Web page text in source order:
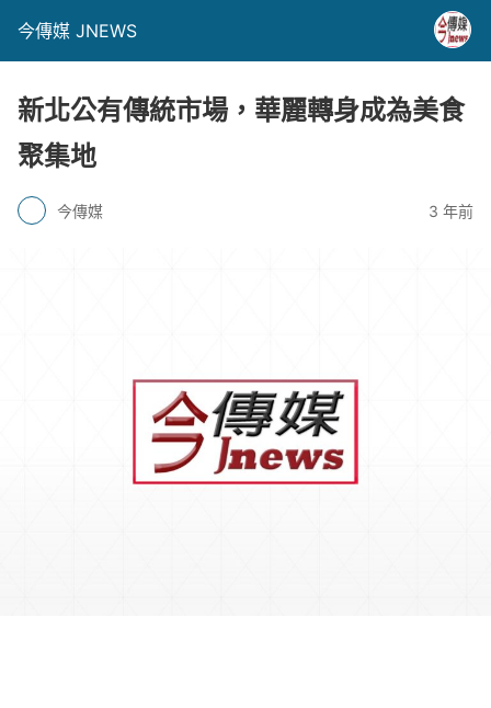
今傳媒 JNEWS
新北公有傳統市場，華麗轉身成為美食
聚集地
今傳媒 3 年前